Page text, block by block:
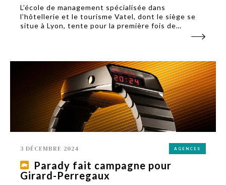
L’école de management spécialisée dans
l’hôtellerie et le tourisme Vatel, dont le siège se
situe à Lyon, tente pour la première fois de
communiquer en télévision en plus du digital dans
3 DÉCEMBRE 2024 AGENCES
Parady fait campagne pour
Girard-Perregaux